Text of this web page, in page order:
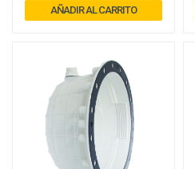
AÑADIR AL CARRITO